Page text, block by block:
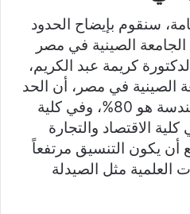
سنقوم بإيضاح الحدود
الجامعة الصينية في مصر
الدكتورة كريمة عبد الكريم،
الصينية في مصر، أن الحد
الأدنى للقبول في كلية الهندسة هو 80%، وفي كلية
90%، وفي كلية الاقتصاد والتجارة
أن يكون التنسيق مرتفعاً
العلمية مثل الصيدلة